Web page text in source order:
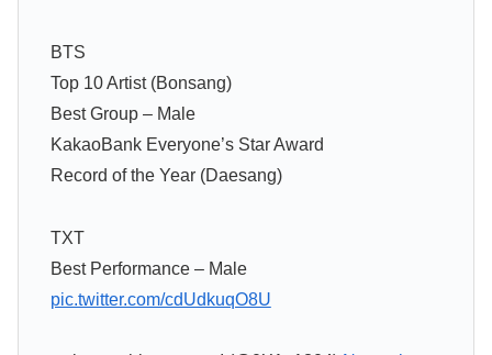
BTS
Top 10 Artist (Bonsang)
Best Group – Male
KakaoBank Everyone’s Star Award
Record of the Year (Daesang)
TXT
Best Performance – Male
pic.twitter.com/cdUdkuqO8U